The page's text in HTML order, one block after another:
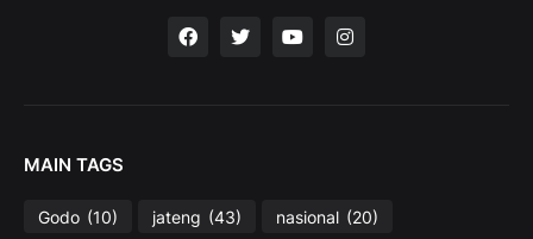
MAIN TAGS
Godo (10) jateng (43) nasional (20)